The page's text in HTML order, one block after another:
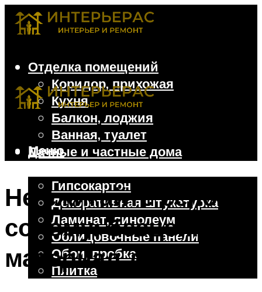
Отделка помещений
Коридор, прихожая
Кухня
Балкон, лоджия
Ванная, туалет
Дачные и частные дома
Гипсокартон
Декоративная штукатурка
Ламинат, линолеум
Облицовочные панели
Обои, пробка
Плитка
Меню
Не сжигайте сено и
солому: бесценный
материал для дачи